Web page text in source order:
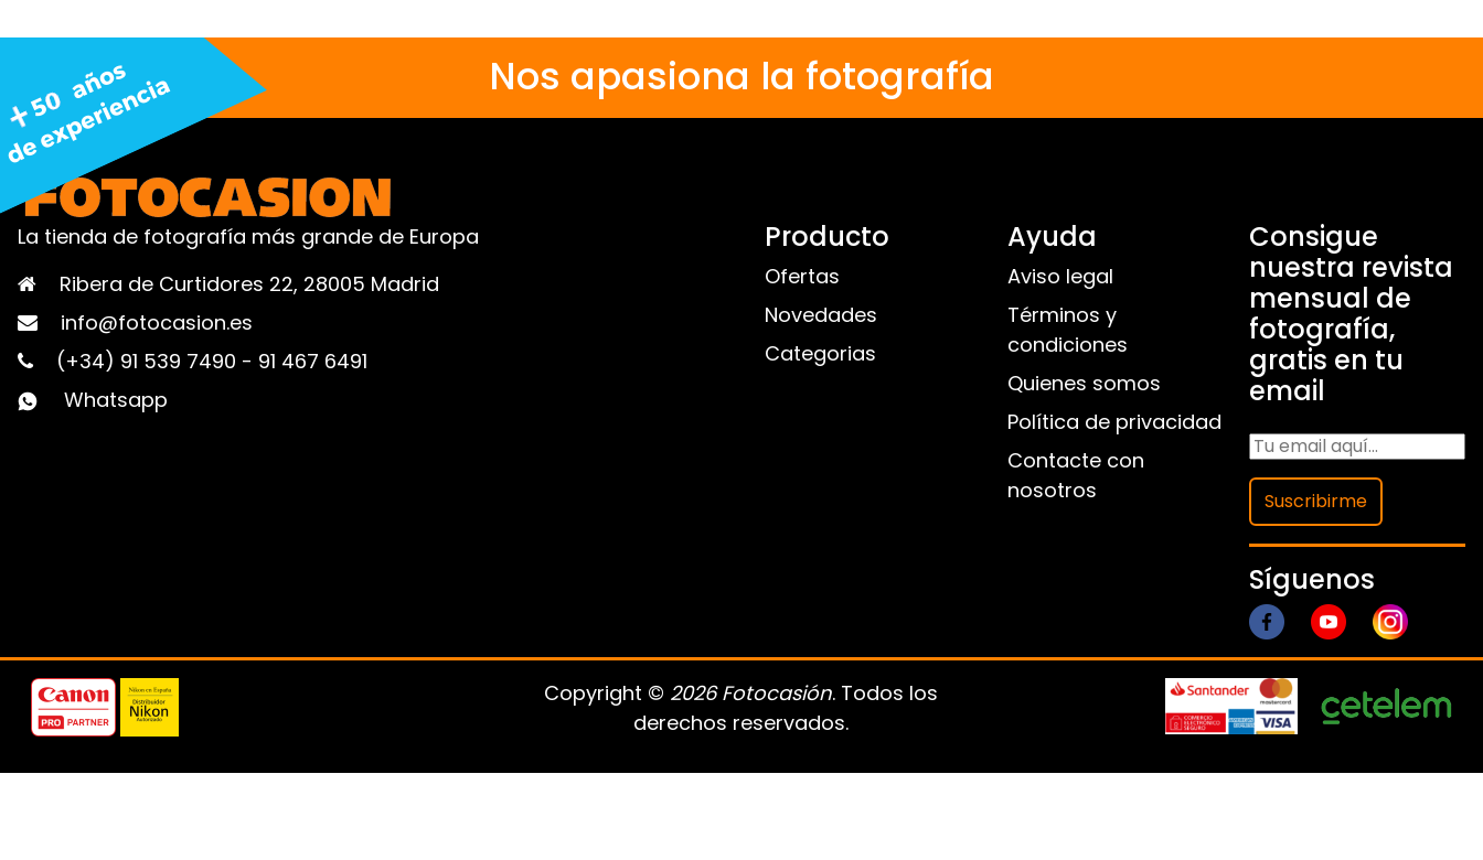
Nos apasiona la fotografía
La tienda de fotografía más grande de Europa
Ribera de Curtidores 22, 28005 Madrid
info@fotocasion.es
(+34) 91 539 7490 - 91 467 6491
Whatsapp
Producto
Ofertas
Novedades
Categorias
Ayuda
Aviso legal
Términos y
condiciones
Quienes somos
Política de privacidad
Contacte con
nosotros
Consigue
nuestra revista
mensual de
fotografía,
gratis en tu
email
Suscribirme
Síguenos
Copyright © 2026 Fotocasión. Todos los
derechos reservados.